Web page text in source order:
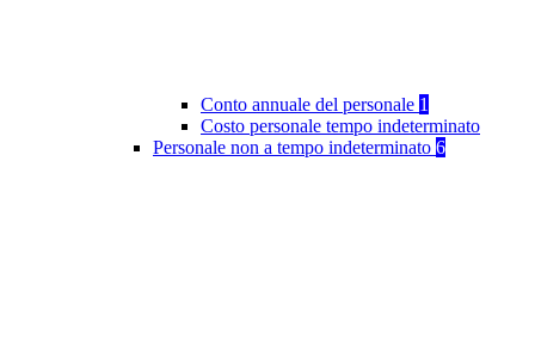
Conto annuale del personale 1
Costo personale tempo indeterminato
Personale non a tempo indeterminato 6